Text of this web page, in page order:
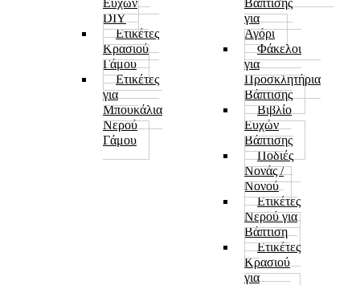
DIY
Ετικέτες
Κρασιού
Γάμου
Ετικέτες
για
Μπουκάλια
Νερού
Γάμου
για
Αγόρι
Φάκελοι
για
Προσκλητήρια
Βάπτισης
Βιβλίο
Ευχών
Βάπτισης
Ποδιές
Νονάς /
Νονού
Ετικέτες
Νερού για
Βάπτιση
Ετικέτες
Κρασιού
για